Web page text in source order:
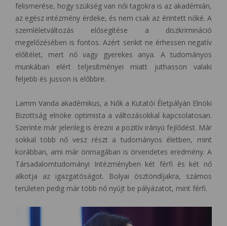
felismerése, hogy szükség van női tagokra is az akadémián,
az egész intézmény érdeke, és nem csak az érintett nőké. A
szemléletváltozás elősegítése a diszkrimináció
megelőzésében is fontos. Azért senkit ne érhessen negatív
előítélet, mert nő vagy gyerekes anya. A tudományos
munkában elért teljesítményei miatt juthasson valaki
feljebb és jusson is előbbre.
Lamm Vanda akadémikus, a Nők a Kutatói Életpályán Elnöki
Bizottság elnöke optimista a változásokkal kapcsolatosan.
Szerinte már jelenleg is érezni a pozitív irányú fejlődést. Már
sokkal több nő vesz részt a tudományos életben, mint
korábban, ami már önmagában is örvendetes eredmény. A
Társadalomtudományi Intézményben két férfi és két nő
alkotja az igazgatóságot. Bolyai ösztöndíjakra, számos
területen pedig már több nő nyújt be pályázatot, mint férfi.